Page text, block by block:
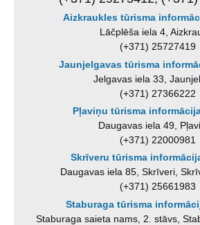
Aizkraukles tūrisma
Lāčplēša iela 4,
(+371) 25727419
Jaunjelgavas tūrisma
Jelgavas iela 33,
(+371) 27366222
Pļaviņu tūrisma
Daugavas iela 49,
(+371) 22000981
Skrīveru tūrisma
Daugavas iela 85, Skrīveri,
(+371) 25661983
Staburaga tūrisma
Staburaga saieta nams, 2. stāvs,